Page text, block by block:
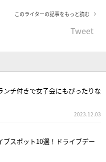
このライターの記事をもっと読む
Tweet
ンチ付きで女子会にもぴったりな
2023.12.03
ブスポット10選！ドライブデー